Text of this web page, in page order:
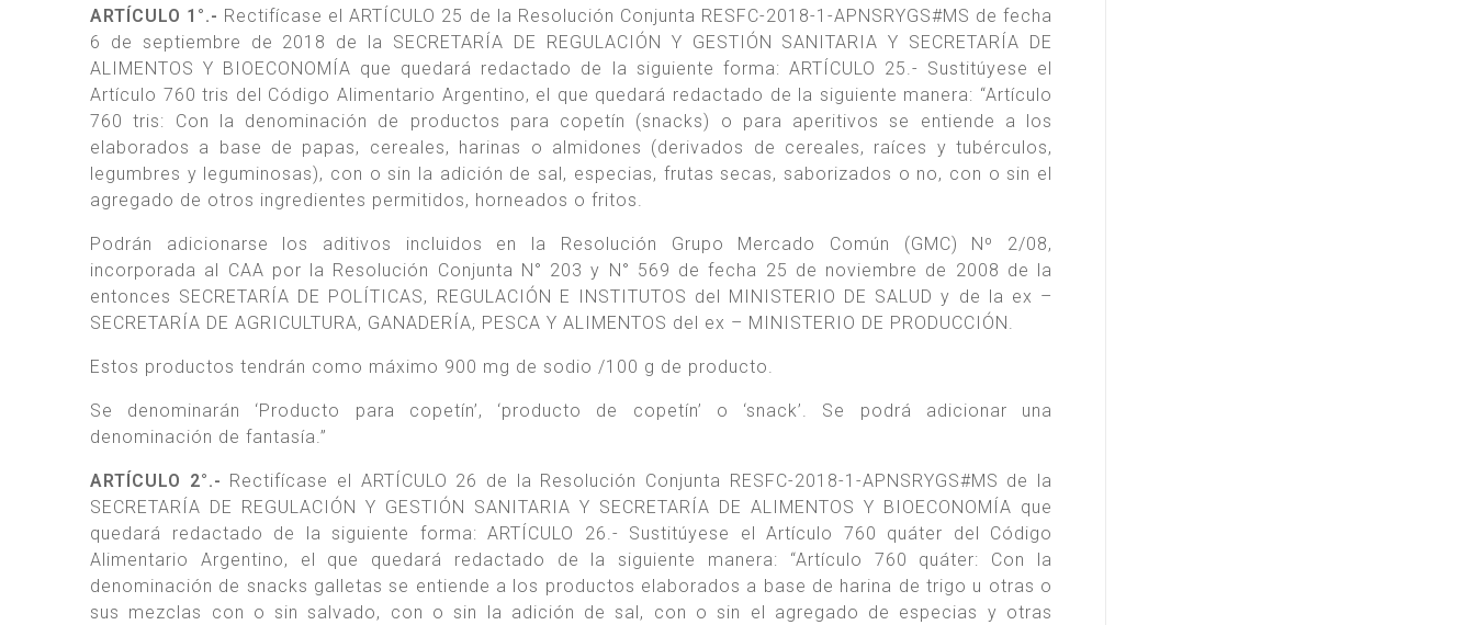
ARTÍCULO 1°.- Rectifícase el ARTÍCULO 25 de la Resolución Conjunta RESFC-2018-1-APNSRYGS#MS de fecha
6 de septiembre de 2018 de la SECRETARÍA DE REGULACIÓN Y GESTIÓN SANITARIA Y SECRETARÍA DE
ALIMENTOS Y BIOECONOMÍA que quedará redactado de la siguiente forma: ARTÍCULO 25.- Sustitúyese el
Artículo 760 tris del Código Alimentario Argentino, el que quedará redactado de la siguiente manera: “Artículo
760 tris: Con la denominación de productos para copetín (snacks) o para aperitivos se entiende a los
elaborados a base de papas, cereales, harinas o almidones (derivados de cereales, raíces y tubérculos,
legumbres y leguminosas), con o sin la adición de sal, especias, frutas secas, saborizados o no, con o sin el
agregado de otros ingredientes permitidos, horneados o fritos.
Podrán adicionarse los aditivos incluidos en la Resolución Grupo Mercado Común (GMC) Nº 2/08,
incorporada al CAA por la Resolución Conjunta N° 203 y N° 569 de fecha 25 de noviembre de 2008 de la
entonces SECRETARÍA DE POLÍTICAS, REGULACIÓN E INSTITUTOS del MINISTERIO DE SALUD y de la ex –
SECRETARÍA DE AGRICULTURA, GANADERÍA, PESCA Y ALIMENTOS del ex – MINISTERIO DE PRODUCCIÓN.
Estos productos tendrán como máximo 900 mg de sodio /100 g de producto.
Se denominarán ‘Producto para copetín’, ‘producto de copetín’ o ‘snack’. Se podrá adicionar una
denominación de fantasía.”
ARTÍCULO 2°.- Rectifícase el ARTÍCULO 26 de la Resolución Conjunta RESFC-2018-1-APNSRYGS#MS de la
SECRETARÍA DE REGULACIÓN Y GESTIÓN SANITARIA Y SECRETARÍA DE ALIMENTOS Y BIOECONOMÍA que
quedará redactado de la siguiente forma: ARTÍCULO 26.- Sustitúyese el Artículo 760 quáter del Código
Alimentario Argentino, el que quedará redactado de la siguiente manera: “Artículo 760 quáter: Con la
denominación de snacks galletas se entiende a los productos elaborados a base de harina de trigo u otras o
sus mezclas con o sin salvado, con o sin la adición de sal, con o sin el agregado de especias y otras